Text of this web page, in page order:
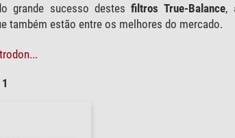
grande sucesso destes filtros True-Balance,
também estão entre os melhores do mercado.